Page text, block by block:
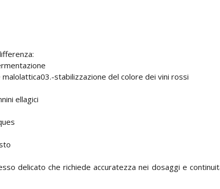
stabilizzazione del colore dei vini rossi
ellagici
delicato che richiede accuratezza nei dosaggi e